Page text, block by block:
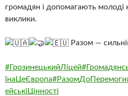
громадян і допомагають молоді
виклики.
Разом —
#ГрозинецькийЛіцей
їнаЦеЄвропа#РазомДоПеремоги
ейськіЦінності